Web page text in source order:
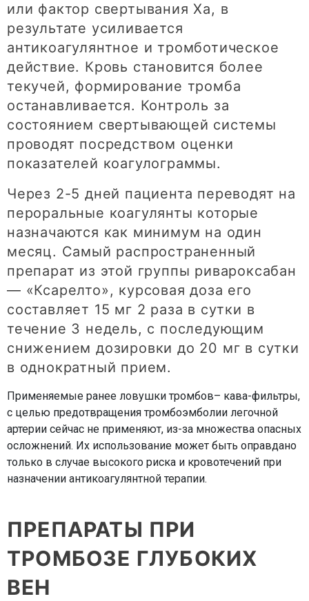
или фактор свертывания Ха, в
результате усиливается
антикоагулянтное и тромботическое
действие. Кровь становится более
текучей, формирование тромба
останавливается. Контроль за
состоянием свертывающей системы
проводят посредством оценки
показателей коагулограммы.
Через 2-5 дней пациента переводят на
пероральные коагулянты которые
назначаются как минимум на один
месяц. Самый распространенный
препарат из этой группы ривароксабан
— «Ксарелто», курсовая доза его
составляет 15 мг 2 раза в сутки в
течение 3 недель, с последующим
снижением дозировки до 20 мг в сутки
в однократный прием.
Применяемые ранее ловушки тромбов– кава-фильтры,
с целью предотвращения тромбоэмболии легочной
артерии сейчас не применяют, из-за множества опасных
осложнений. Их использование может быть оправдано
только в случае высокого риска и кровотечений при
назначении антикоагулянтной терапии.
ПРЕПАРАТЫ ПРИ
ТРОМБОЗЕ ГЛУБОКИХ
ВЕН